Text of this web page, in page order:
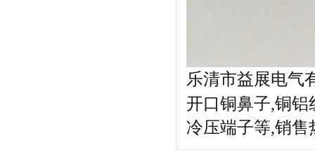
乐清市益展电气
开口铜鼻子,铜铝
冷压端子等,销售